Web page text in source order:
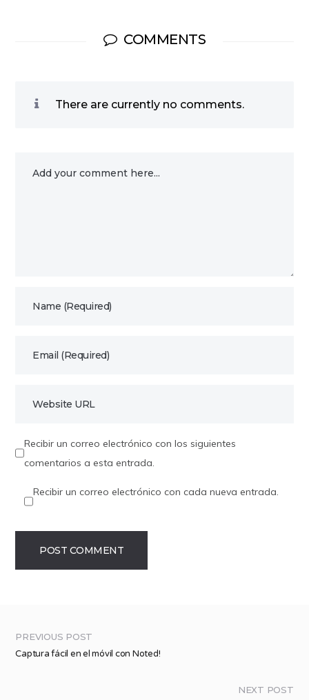
COMMENTS
There are currently no comments.
Recibir un correo electrónico con los siguientes
comentarios a esta entrada.
Recibir un correo electrónico con cada nueva entrada.
PREVIOUS POST
Captura fácil en el móvil con Noted!
NEXT POST